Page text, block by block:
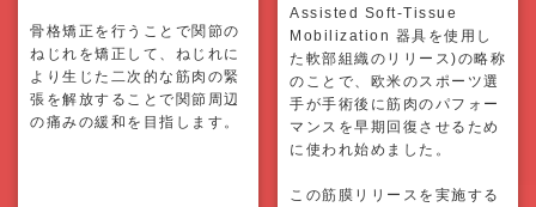
骨格矯正を行うことで関節の
ねじれを矯正して、ねじれに
より生じた二次的な筋肉の緊
張を解放することで関節周辺
の痛みの緩和を目指します。
Assisted Soft-Tissue
Mobilization 器具を使用し
た軟部組織のリリース)の略称
のことで、欧米のスポーツ選
手が手術後に筋肉のパフォー
マンスを早期回復させるため
に使われ始めました。
この筋膜リリースを実施する